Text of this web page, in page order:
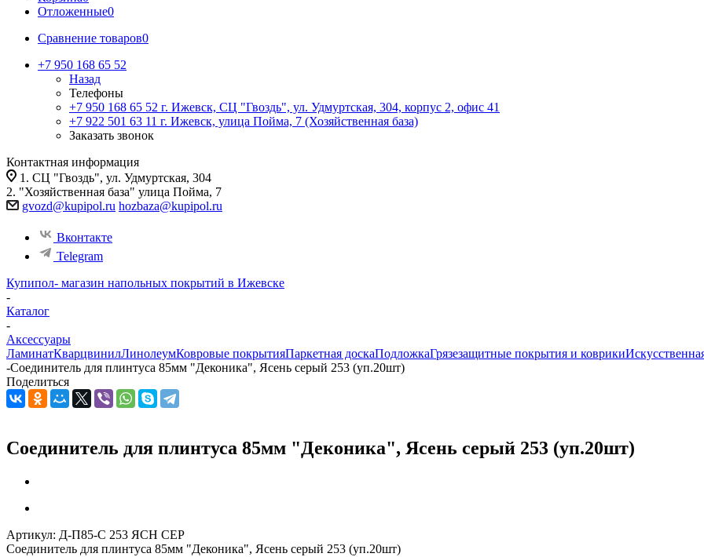
Отложенные0
Сравнение товаров0
+7 950 168 65 52
Назад
Телефоны
+7 950 168 65 52 г. Ижевск, СЦ "Гвоздь", ул. Удмуртская, 304, корпус 2, офис 41
+7 922 501 63 11 г. Ижевск, улица Пойма, 7 (Хозяйственная база)
Заказать звонок
Контактная информация
1. СЦ "Гвоздь", ул. Удмуртская, 304
2. "Хозяйственная база" улица Пойма, 7
gvozd@kupipol.ru hozbaza@kupipol.ru
Вконтакте
Telegram
Купипол- магазин напольных покрытий в Ижевске
-
Каталог
-
Аксессуары
ЛаминатКварцвинилЛинолеумКовровые покрытияПаркетная доскаПодложкаГрязезащитные покрытия и коврики
-Соединитель для плинтуса 85мм "Деконика", Ясень серый 253 (уп.20шт)
Поделиться
Соединитель для плинтуса 85мм "Деконика", Ясень серый 253 (уп.20шт)
Артикул: Д-П85-С 253 ЯСН СЕР
Соединитель для плинтуса 85мм "Деконика", Ясень серый 253 (уп.20шт)